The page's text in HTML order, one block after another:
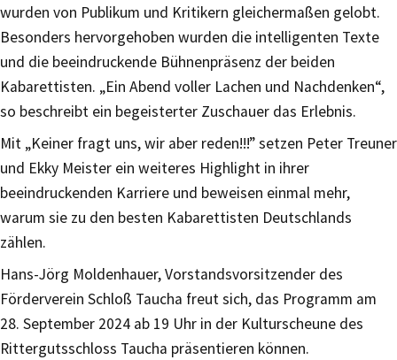
wurden von Publikum und Kritikern gleichermaßen gelobt.
Besonders hervorgehoben wurden die intelligenten Texte
und die beeindruckende Bühnenpräsenz der beiden
Kabarettisten. „Ein Abend voller Lachen und Nachdenken“,
so beschreibt ein begeisterter Zuschauer das Erlebnis.
Mit „Keiner fragt uns, wir aber reden!!!” setzen Peter Treuner
und Ekky Meister ein weiteres Highlight in ihrer
beeindruckenden Karriere und beweisen einmal mehr,
warum sie zu den besten Kabarettisten Deutschlands
zählen.
Hans-Jörg Moldenhauer, Vorstandsvorsitzender des
Förderverein Schloß Taucha freut sich, das Programm am
28. September 2024 ab 19 Uhr in der Kulturscheune des
Rittergutsschloss Taucha präsentieren können.